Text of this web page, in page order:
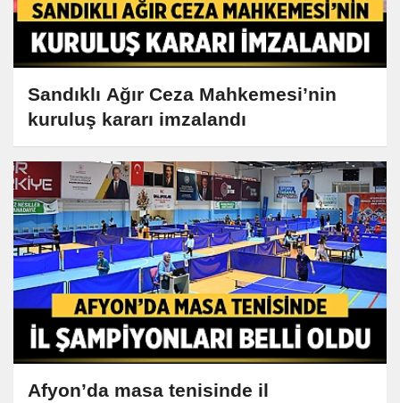
Sandıklı Ağır Ceza Mahkemesi’nin
kuruluş kararı imzalandı
Afyon’da masa tenisinde il